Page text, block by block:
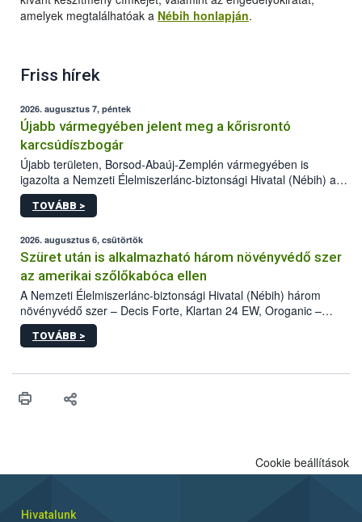
amelyek megtalálhatóak a Nébih honlapján.
Friss hírek
2026. augusztus 7, péntek
Újabb vármegyében jelent meg a kőrisrontó
karcsúdíszbogár
Újabb területen, Borsod-Abaúj-Zemplén vármegyében is
igazolta a Nemzeti Élelmiszerlánc-biztonsági Hivatal (Nébih) a
kőrisrontó karcsúdíszbogár (Agrilus planipennis) jelenlétét. A
kártevőt nem csak színcsapdában találták meg, de már fertőzött
az intenzív felderítést, emellett az intézkedéseket a szlovák
hatósággal is összehangolják a terjedés megállítása érdekében.
TOVÁBB >
2026. augusztus 6, csütörtök
Szüret után is alkalmazható három növényvédő szer
az amerikai szőlőkabóca ellen
A Nemzeti Élelmiszerlánc-biztonsági Hivatal (Nébih) három
növényvédő szer – Decis Forte, Klartan 24 EW, Oroganic –
engedélyokiratát módosította, így azok a szüretet követően,
egészen a vesszőérettség (BBCH 91) stádiumáig
érésű szőlőkben is legyen lehetőség a károsító elleni további
felhasználók számára is elérhető és ökológiai termesztésben is
TOVÁBB >
Cookie beállítások
Hivatalunk